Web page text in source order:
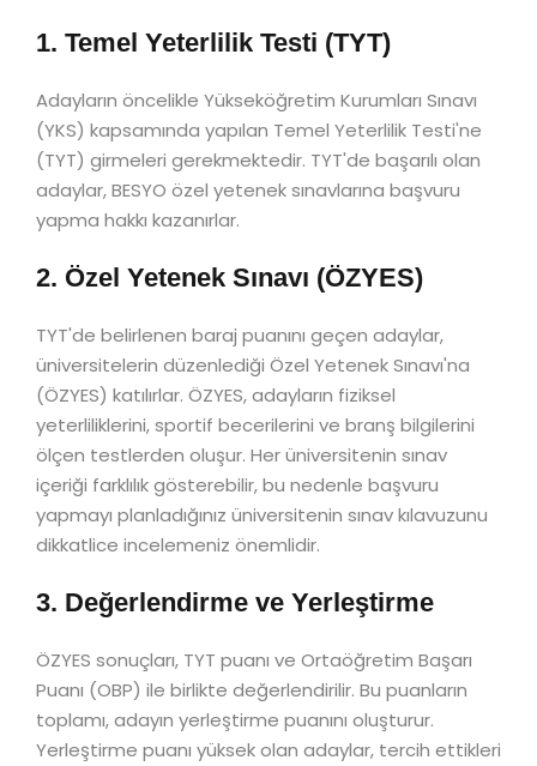
1. Temel Yeterlilik Testi (TYT)
Adayların öncelikle Yükseköğretim Kurumları Sınavı
(YKS) kapsamında yapılan Temel Yeterlilik Testi'ne
(TYT) girmeleri gerekmektedir. TYT'de başarılı olan
adaylar, BESYO özel yetenek sınavlarına başvuru
yapma hakkı kazanırlar.
2. Özel Yetenek Sınavı (ÖZYES)
TYT'de belirlenen baraj puanını geçen adaylar,
üniversitelerin düzenlediği Özel Yetenek Sınavı'na
(ÖZYES) katılırlar. ÖZYES, adayların fiziksel
yeterliliklerini, sportif becerilerini ve branş bilgilerini
ölçen testlerden oluşur. Her üniversitenin sınav
içeriği farklılık gösterebilir, bu nedenle başvuru
yapmayı planladığınız üniversitenin sınav kılavuzunu
dikkatlice incelemeniz önemlidir.
3. Değerlendirme ve Yerleştirme
ÖZYES sonuçları, TYT puanı ve Ortaöğretim Başarı
Puanı (OBP) ile birlikte değerlendirilir. Bu puanların
toplamı, adayın yerleştirme puanını oluşturur.
Yerleştirme puanı yüksek olan adaylar, tercih ettikleri